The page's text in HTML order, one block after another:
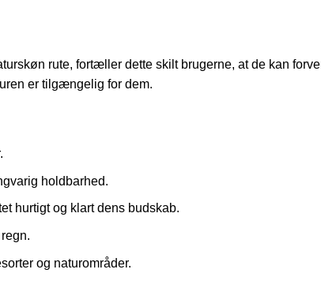
rute, fortæller dette skilt brugerne, at de kan
er tilgængelig for dem.
holdbarhed.
hurtigt og klart dens budskab.
og naturområder.